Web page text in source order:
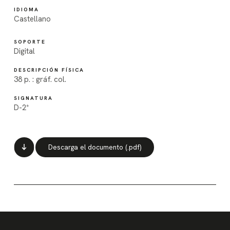
IDIOMA
Castellano
SOPORTE
Digital
DESCRIPCIÓN FÍSICA
38 p. : gráf. col.
SIGNATURA
D-2*
Descarga el documento (.pdf)